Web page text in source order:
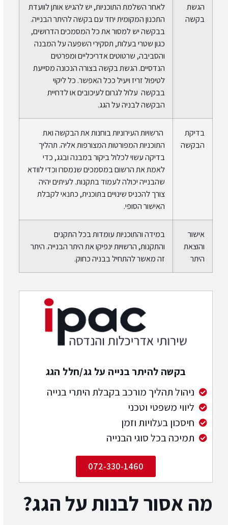
הגשת
בקשה
לאחר השלמת התוכניות, יש להגיש אותן לוועדת
התכנון המקומית יחד עם בקשה להיתר הבנייה.
בבקשה יש למסור את כל המסמכים הדרושים,
כגון שטרי בעלות, תסקירי השפעה על המבנה
והסביבה, שרטוטים אדריכליים ומפרטים
הנדסיים. הגשת בקשה בצורה הנכונה מסייעת
לטיפול זריז ויעיל ככל האפשר. כל ליקוי
בבקשה עלול לגרום לעיכובים או לדחיית
הבקשה לבניה על הגג.
בדיקת
הבקשה
הרשויות העירוניות בוחנות את הבקשה ואת
התוכניות המפורטות המצורפות אליה. תהליך
בדיקה עשוי לכלול ביקור במבנה ובגג, כדי
לאמת את הרשום במסמכים שנמסרו וכדי לוודא
שהבנייה יכולה לעמוד בתקנות. לעיתים יהיה
צורך להכניס שינויים בתוכנית, כתנאי לקבלת
האישור הסופי.
אישור
והוצאת
היתר
במידה והתוכניות עומדות בכל התקנים
והתקנות, הרשויות ינפיקו את היתר הבנייה. היתר
זה מאשר להתחיל בבניה כחוק.
בקשה להיתר בנייה על גג/חלל הגג
ניהול תהליך מורכב בקבלת היתרי בנייה
ליווי משפטי וטכני
חיסכון בעלויות וזמן
תמיכה בכל סוגי הבנייה
072-330-1460
מה אסור לבנות על הגג?